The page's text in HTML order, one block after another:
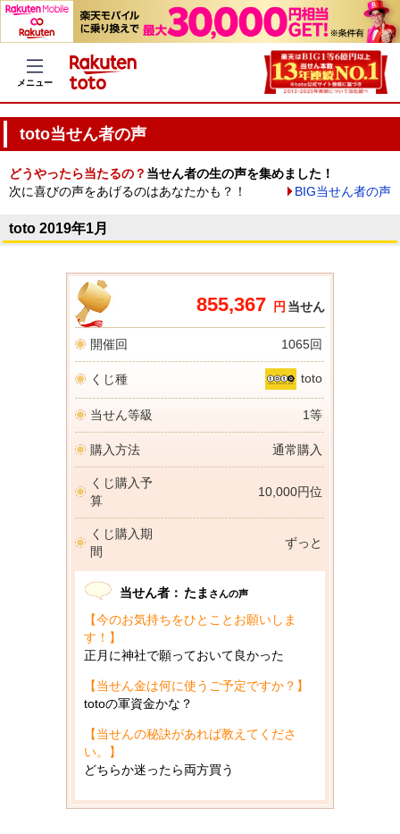
メニュー
toto当せん者の声
どうやったら当たるの？ 当せん者の生の声を集めました！
次に喜びの声をあげるのはあなたかも？！
BIG当せん者の声
toto 2019年1月
855,367 円 当せん
開催回 1065回
くじ種 toto
当せん等級 1等
購入方法 通常購入
くじ購入予
算
10,000円位
くじ購入期
間
ずっと
当せん者： たま さんの声
【今のお気持ちをひとことお願いしま
す！】
正月に神社で願っておいて良かった
【当せん金は何に使うご予定ですか？】
totoの軍資金かな？
【当せんの秘訣があれば教えてくださ
い。】
どちらか迷ったら両方買う